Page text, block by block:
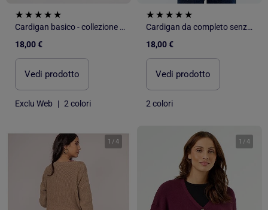
Cardigan basico - collezione facile da indossare
18,00 €
Vedi prodotto
Exclu Web | 2 colori
Cardigan da completo senza maniche a tinta unita
18,00 €
Vedi prodotto
2 colori
1 /4 1 /4